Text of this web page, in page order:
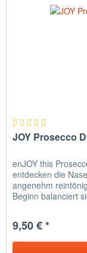
JOY Prosecco
enJOY this
entdecken die
angenehm
Beginn balanciert
9,50 € *